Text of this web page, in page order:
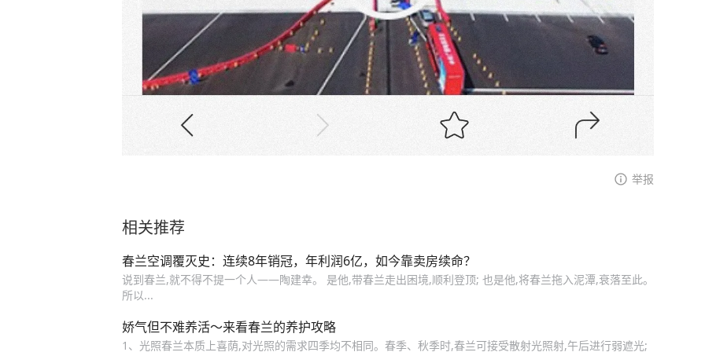
举报
相关推荐
春兰空调覆灭史：连续8年销冠，年利润6亿，如今靠卖房续命？
说到春兰,就不得不提一个人——陶建幸。 是他,带春兰走出困境,顺利登顶; 也是他,将春兰拖入泥潭,衰落至此。
所以...
娇气但不难养活～来看春兰的养护攻略
1、光照春兰本质上喜荫,对光照的需求四季均不相同。春季、秋季时,春兰可接受散射光照射,午后进行弱遮光;